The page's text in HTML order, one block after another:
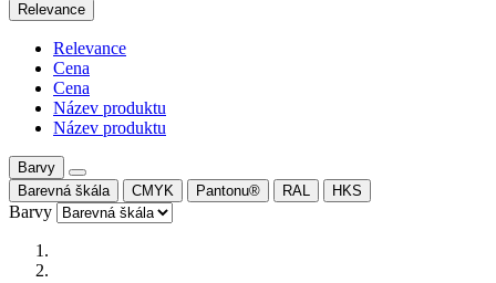
Relevance
Relevance
Cena
Cena
Název produktu
Název produktu
Barvy
Barevná škála
CMYK Pantonu® RAL HKS
Barvy